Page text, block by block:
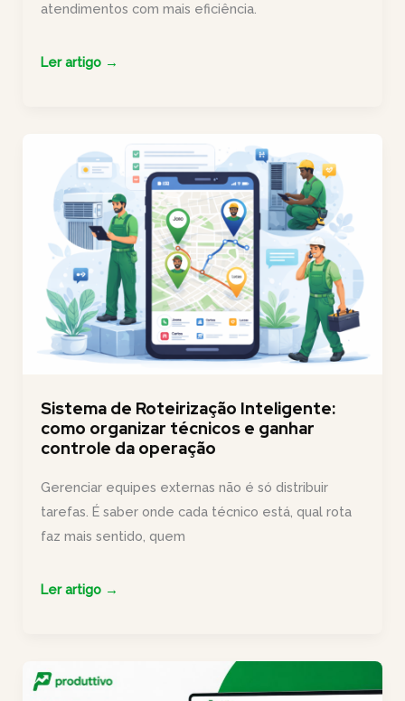
atendimentos com mais eficiência.
Como
serviços
manutenção
sem
contratar
técnicos
Ler artigo →
Sistema de Roteirização Inteligente:
como organizar técnicos e ganhar
controle da operação
Gerenciar equipes externas não é só distribuir
tarefas. É saber onde cada técnico está, qual rota
faz mais sentido, quem
Sistema
como
Ler artigo →